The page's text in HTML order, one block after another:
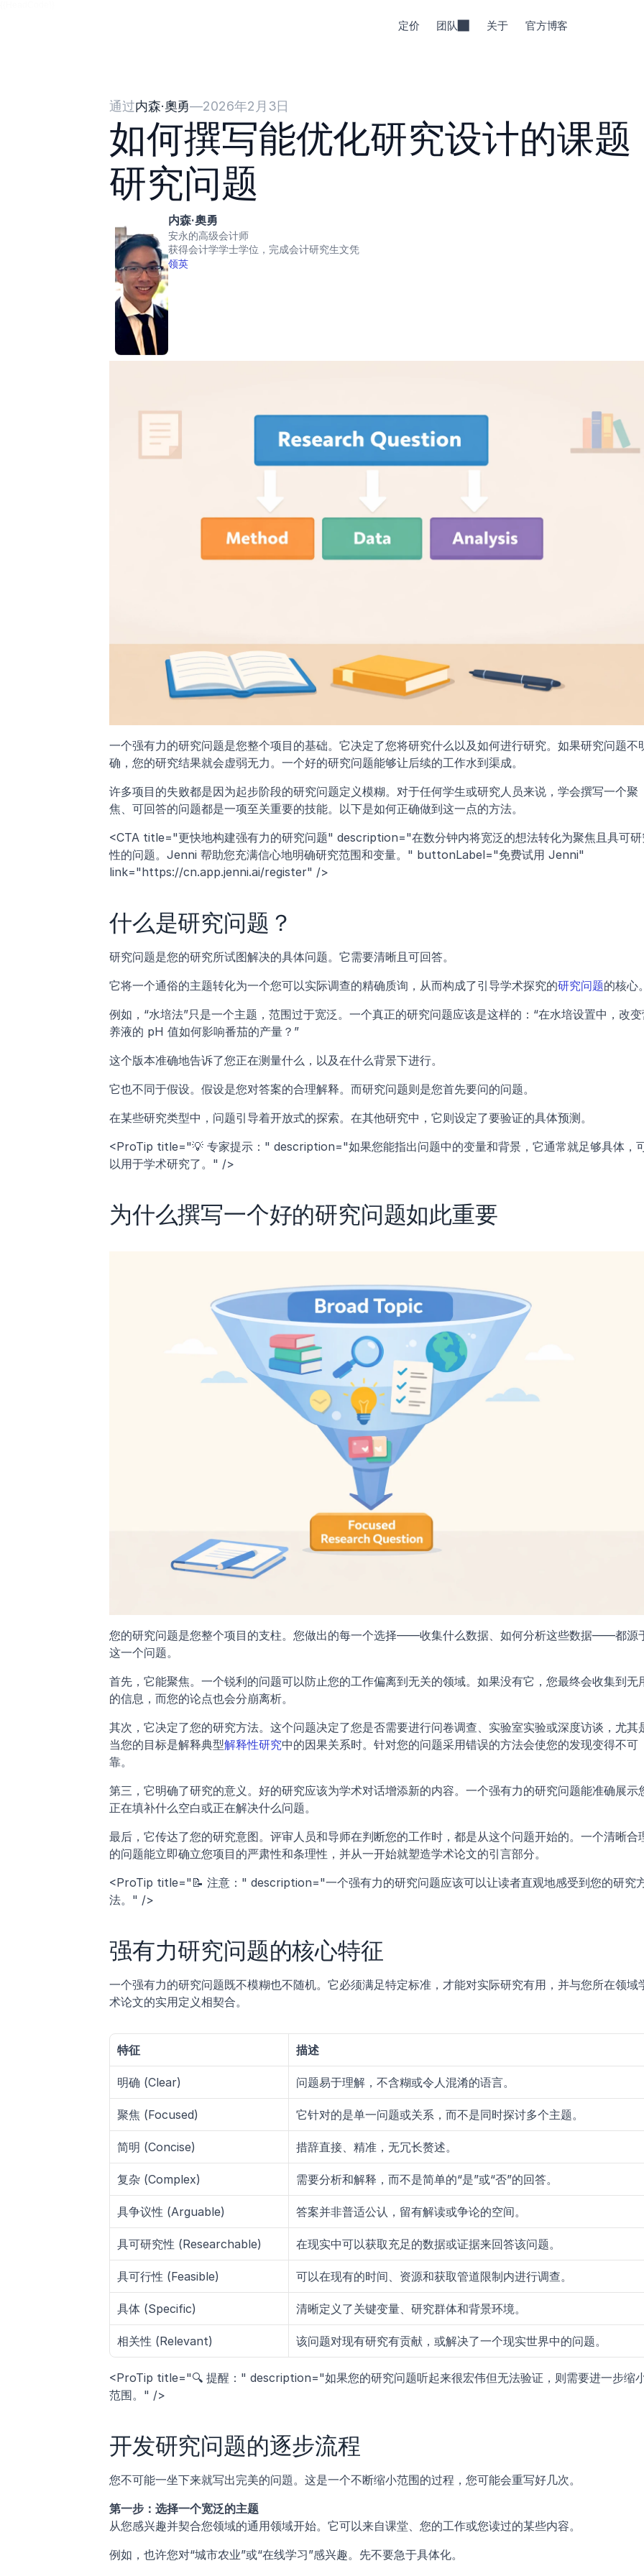
定价 团队 关于 官方博客
通过内森·奧勇—2026年2月3日
如何撰写能优化研究设计的课题
研究问题
内森·奧勇
安永的高级会计师
获得会计学学士学位，完成会计研究生文凭
领英
一个强有力的研究问题是您整个项目的基础。它决定了您将研究什么以及如何进行研究。如果研究问题不
确，您的研究结果就会虚弱无力。一个好的研究问题能够让后续的工作水到渠成。
许多项目的失败都是因为起步阶段的研究问题定义模糊。对于任何学生或研究人员来说，学会撰写一个聚
焦、可回答的问题都是一项至关重要的技能。以下是如何正确做到这一点的方法。
<CTA title="更快地构建强有力的研究问题" description="在数分钟内将宽泛的想法转化为聚焦且具可研
性的问题。Jenni 帮助您充满信心地明确研究范围和变量。" buttonLabel="免费试用 Jenni"
link="https://cn.app.jenni.ai/register" />
什么是研究问题？
研究问题是您的研究所试图解决的具体问题。它需要清晰且可回答。
它将一个通俗的主题转化为一个您可以实际调查的精确质询，从而构成了引导学术探究的研究问题的核心
例如，“水培法”只是一个主题，范围过于宽泛。一个真正的研究问题应该是这样的：“在水培设置中，改
养液的 pH 值如何影响番茄的产量？”
这个版本准确地告诉了您正在测量什么，以及在什么背景下进行。
它也不同于假设。假设是您对答案的合理解释。而研究问题则是您首先要问的问题。
在某些研究类型中，问题引导着开放式的探索。在其他研究中，它则设定了要验证的具体预测。
<ProTip title="💡 专家提示：" description="如果您能指出问题中的变量和背景，它通常就足够具体，
以用于学术研究了。" />
为什么撰写一个好的研究问题如此重要
您的研究问题是您整个项目的支柱。您做出的每一个选择——收集什么数据、如何分析这些数据——都源
这一个问题。
首先，它能聚焦。一个锐利的问题可以防止您的工作偏离到无关的领域。如果没有它，您最终会收集到无
的信息，而您的论点也会分崩离析。
其次，它决定了您的研究方法。这个问题决定了您是否需要进行问卷调查、实验室实验或深度访谈，尤其
当您的目标是解释典型解释性研究中的因果关系时。针对您的问题采用错误的方法会使您的发现变得不可
靠。
第三，它明确了研究的意义。好的研究应该为学术对话增添新的内容。一个强有力的研究问题能准确展示
正在填补什么空白或正在解决什么问题。
最后，它传达了您的研究意图。评审人员和导师在判断您的工作时，都是从这个问题开始的。一个清晰合
的问题能立即确立您项目的严肃性和条理性，并从一开始就塑造学术论文的引言部分。
<ProTip title="📝 注意：" description="一个强有力的研究问题应该可以让读者直观地感受到您的研究
法。" />
强有力研究问题的核心特征
一个强有力的研究问题既不模糊也不随机。它必须满足特定标准，才能对实际研究有用，并与您所在领域
术论文的实用定义相契合。
特征 描述
明确 (Clear) 问题易于理解，不含糊或令人混淆的语言。
聚焦 (Focused) 它针对的是单一问题或关系，而不是同时探讨多个主题。
简明 (Concise) 措辞直接、精准，无冗长赘述。
复杂 (Complex) 需要分析和解释，而不是简单的“是”或“否”的回答。
具争议性 (Arguable) 答案并非普适公认，留有解读或争论的空间。
具可研究性 (Researchable) 在现实中可以获取充足的数据或证据来回答该问题。
具可行性 (Feasible) 可以在现有的时间、资源和获取管道限制内进行调查。
具体 (Specific) 清晰定义了关键变量、研究群体和背景环境。
相关性 (Relevant) 该问题对现有研究有贡献，或解决了一个现实世界中的问题。
<ProTip title="🔍 提醒：" description="如果您的研究问题听起来很宏伟但无法验证，则需要进一步缩
范围。" />
开发研究问题的逐步流程
您不可能一坐下来就写出完美的问題。这是一个不断缩小范围的过程，您可能会重写好几次。
第一步：选择一个宽泛的主题
从您感兴趣并契合您领域的通用领域开始。它可以来自课堂、您的工作或您读过的某些内容。
例如，也许您对“城市农业”或“在线学习”感兴趣。先不要急于具体化。